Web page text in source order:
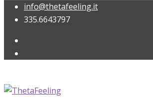
info@thetafeeling.it
335.6643797